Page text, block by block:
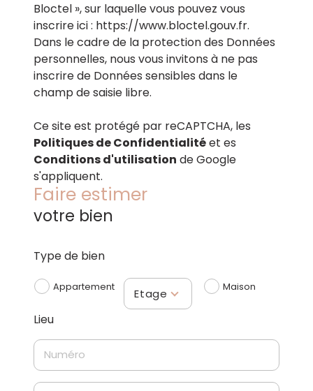
Bloctel », sur laquelle vous pouvez vous
inscrire ici : https://www.bloctel.gouv.fr.
Dans le cadre de la protection des Données
personnelles, nous vous invitons à ne pas
inscrire de Données sensibles dans le
champ de saisie libre.
Ce site est protégé par reCAPTCHA, les
Politiques de Confidentialitéet es
Conditions d'utilisation de Google
s'appliquent.
Faire estimer
votre bien
Type de bien
Appartement Etage Maison
Lieu